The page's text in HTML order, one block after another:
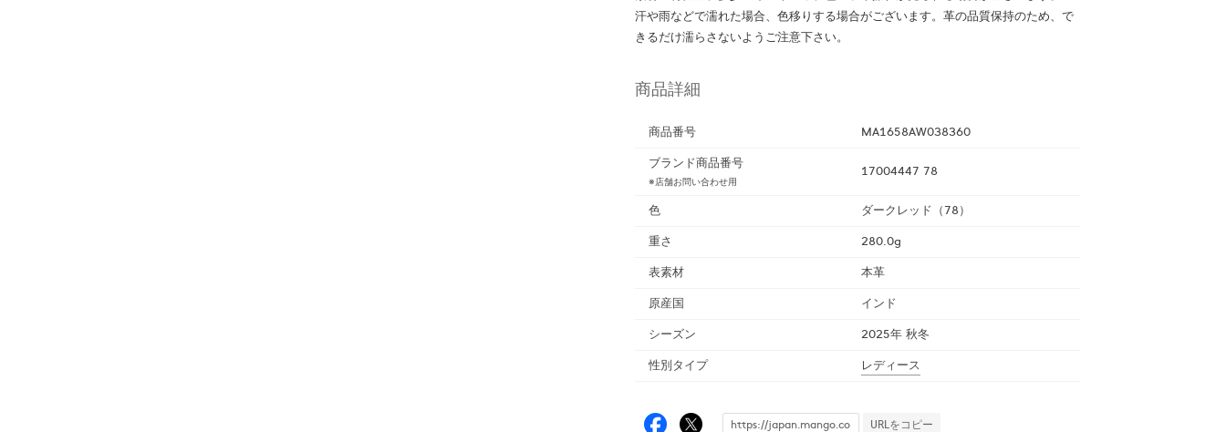
汗や雨などで濡れた場合、色移りする場合がございます。革の品質保持のため、で
きるだけ濡らさないようご注意下さい。
商品詳細
商品番号
MA1658AW038360
ブランド商品番号
※店舗お問い合わせ用
17004447 78
色
ダークレッド（78）
重さ
280.0g
表素材
本革
原産国
インド
シーズン
2025年 秋冬
性別タイプ
レディース
URLをコピー